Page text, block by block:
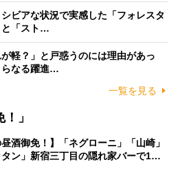
シビアな状況で実感した「フォレスタ
「スト…
軽？」と戸惑うのには理由があっ
なる躍進…
一覧を見る
」
昼酒御免！】「ネグローニ」「山崎」
タン」新宿三丁目の隠れ家バーで1…